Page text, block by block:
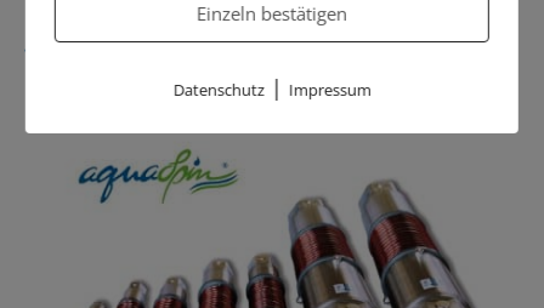
Weitere Lösungen
Einzeln bestätigen
Datenschutz| Impressum